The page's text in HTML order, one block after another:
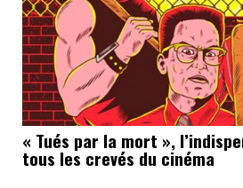
« Tués par la mort »,
tous les crevés du cinéma